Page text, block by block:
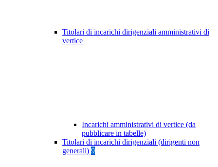
Titolari di incarichi dirigenziali amministrativi di
vertice
Incarichi amministrativi di vertice (da
pubblicare in tabelle)
Titolari di incarichi dirigenziali (dirigenti non
generali) 9